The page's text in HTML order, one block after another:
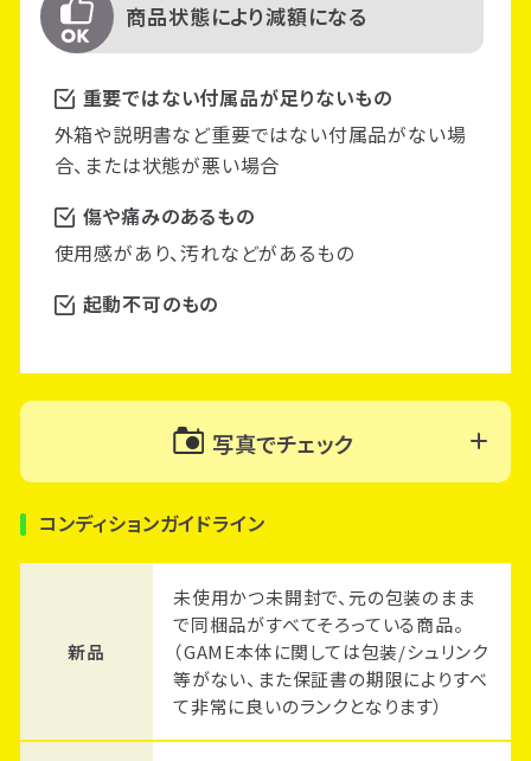
商品状態により減額になる
重要ではない付属品が足りないもの
外箱や説明書など重要ではない付属品がない場
合、または状態が悪い場合
傷や痛みのあるもの
使用感があり、汚れなどがあるもの
起動不可のもの
写真でチェック
コンディションガイドライン
新品
未使用かつ未開封で、元の包装のまま
で同梱品がすべてそろっている商品。
（GAME本体に関しては包装/シュリンク
等がない、また保証書の期限によりすべ
て非常に良いのランクとなります）